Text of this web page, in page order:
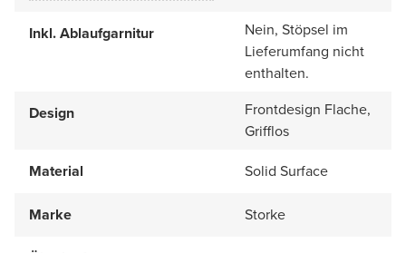
Inkl. Ablaufgarnitur
Nein, Stöpsel im
Lieferumfang nicht
enthalten.
Design
Frontdesign Flache,
Grifflos
Material
Solid Surface
Marke Storke